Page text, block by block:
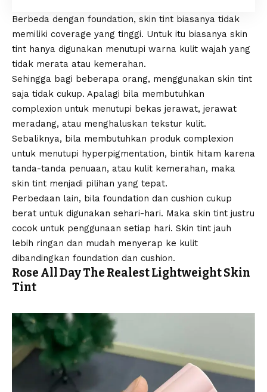
Berbeda dengan foundation, skin tint biasanya tidak
memiliki coverage yang tinggi. Untuk itu biasanya skin
tint hanya digunakan menutupi warna kulit wajah yang
tidak merata atau kemerahan.
Sehingga bagi beberapa orang, menggunakan skin tint
saja tidak cukup. Apalagi bila membutuhkan
complexion untuk menutupi bekas jerawat, jerawat
meradang, atau menghaluskan tekstur kulit.
Sebaliknya, bila membutuhkan produk complexion
untuk menutupi hyperpigmentation, bintik hitam karena
tanda-tanda penuaan, atau kulit kemerahan, maka
skin tint menjadi pilihan yang tepat.
Perbedaan lain, bila foundation dan cushion cukup
berat untuk digunakan sehari-hari. Maka skin tint justru
cocok untuk penggunaan setiap hari. Skin tint jauh
lebih ringan dan mudah menyerap ke kulit
dibandingkan foundation dan cushion.
Rose All Day The Realest Lightweight Skin
Tint